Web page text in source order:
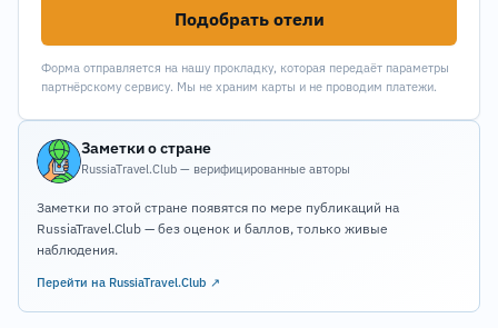
Подобрать отели
Форма отправляется на нашу прокладку, которая передаёт параметры
партнёрскому сервису. Мы не храним карты и не проводим платежи.
Заметки о стране
RussiaTravel.Club — верифицированные авторы
Заметки по этой стране появятся по мере публикаций на
RussiaTravel.Club — без оценок и баллов, только живые
наблюдения.
Перейти на RussiaTravel.Club ↗